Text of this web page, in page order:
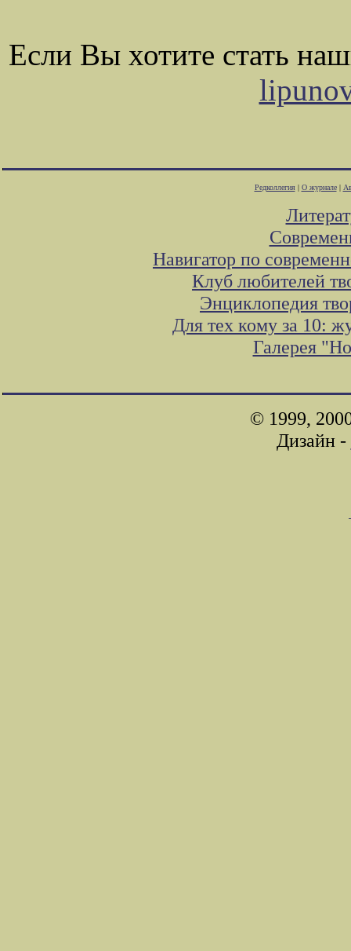
Если Вы хотите стать
Редколлегия| О журнале|
Навигатор по
Клуб любителей
Энциклопедия
Для тех кому за 10:
Галерея
© 1999,
Дизайн -